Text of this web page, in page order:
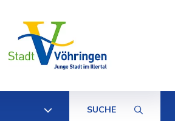
SUCHE